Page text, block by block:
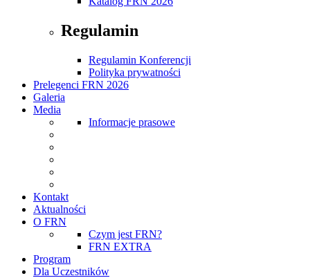
Regulamin
Regulamin Konferencji
Polityka prywatności
Prelegenci FRN 2026
Galeria
Media
Informacje prasowe
Kontakt
Aktualności
O FRN
Czym jest FRN?
FRN EXTRA
Program
Dla Uczestników